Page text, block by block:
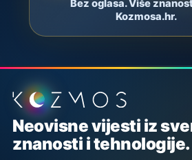
Bez oglasa. Više
Kozmosa.hr.
Podnožje stranice
Neovisne vijesti iz
znanosti i tehnologije.